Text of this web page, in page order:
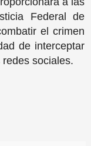
Federal de
el crimen
de interceptar
sociales.